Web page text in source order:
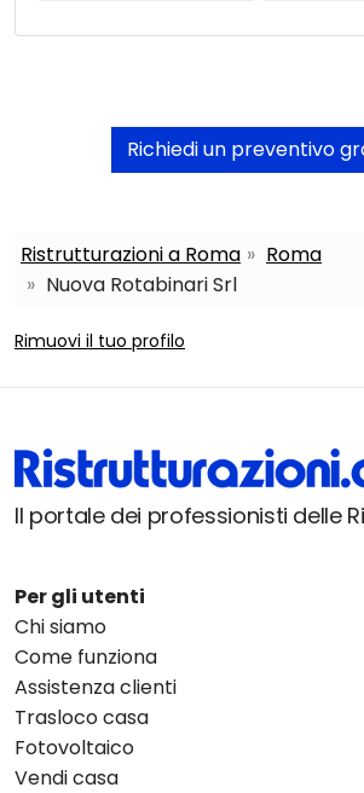
Richiedi un preventivo
Ristrutturazioni a Roma
Roma
Nuova Rotabinari Srl
Rimuovi il tuo profilo
Il portale dei professionisti delle
Per gli utenti
Chi siamo
Come funziona
Assistenza clienti
Trasloco casa
Fotovoltaico
Vendi casa